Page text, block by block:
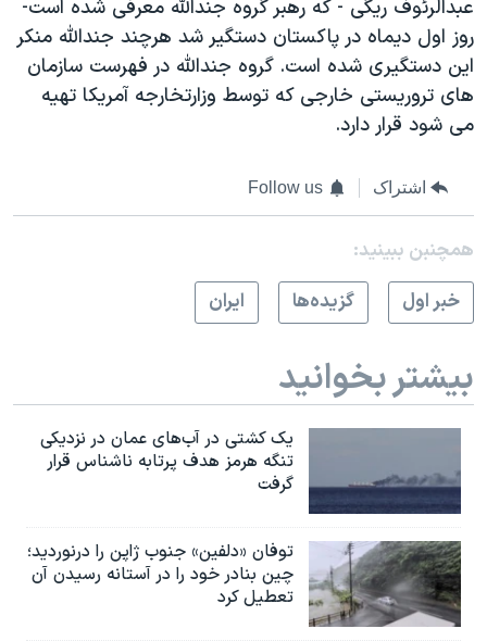
عبدالرئوف ريگی - که رهبر گروه جندالله معرفی شده است-
روز اول ديماه در پاکستان دستگير شد هرچند جندالله منکر
اين دستگيری شده است. گروه جندالله در فهرست سازمان
های تروريستی خارجی که توسط وزارتخارجه آمريکا تهيه
می شود قرار دارد.
اشتراک Follow us
همچنبن ببینید:
خبر اول
گزيده‌ها ايران
بیشتر بخوانید
یک کشتی در آب‌های عمان در نزدیکی
تنگه هرمز هدف پرتابه ناشناس قرار
گرفت
توفان «دلفین» جنوب ژاپن را درنوردید؛
چین بنادر خود را در آستانه رسیدن آن
تعطیل کرد